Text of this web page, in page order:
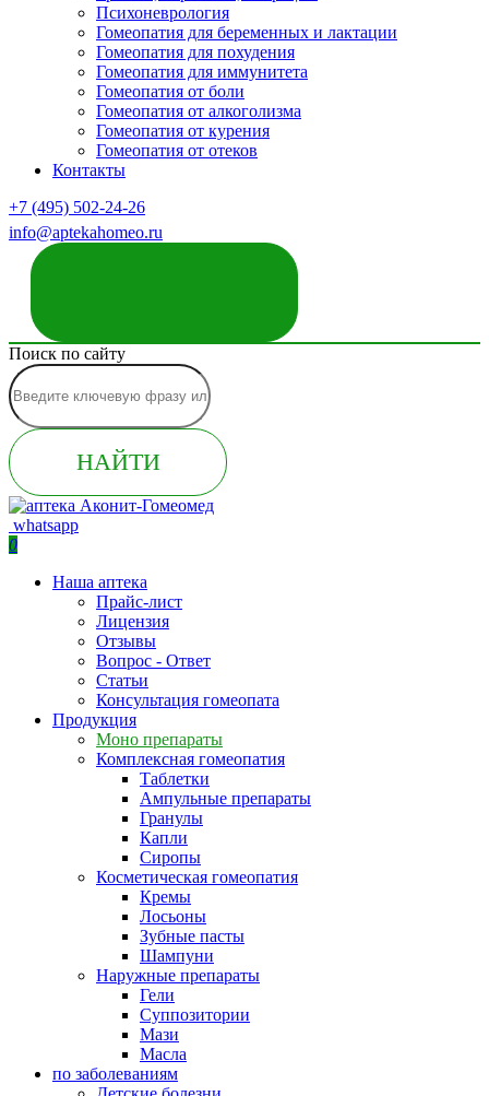
Психоневрология
Гомеопатия для беременных и лактации
Гомеопатия для похудения
Гомеопатия для иммунитета
Гомеопатия от боли
Гомеопатия от алкоголизма
Гомеопатия от курения
Гомеопатия от отеков
Контакты
+7 (495) 502-24-26
info@aptekahomeo.ru
Поиск по сайту
НАЙТИ
whatsapp
0
Наша аптека
Прайс-лист
Лицензия
Отзывы
Вопрос - Ответ
Статьи
Консультация гомеопата
Продукция
Моно препараты
Комплексная гомеопатия
Таблетки
Ампульные препараты
Гранулы
Капли
Сиропы
Косметическая гомеопатия
Кремы
Лосьоны
Зубные пасты
Шампуни
Наружные препараты
Гели
Суппозитории
Мази
Масла
по заболеваниям